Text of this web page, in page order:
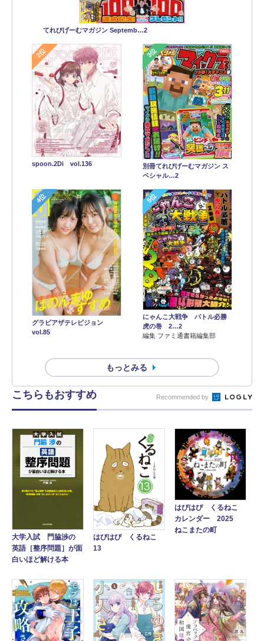
てれびげーむマガジン Septemb…2
2位
spoon.2Di vol.136
3位
別冊てれびげーむマガジン ス
ペシャル…2
4位
グラビアザテレビジョン
vol.85
5位
にゃんこ大戦争 バトル必勝
虎の巻 2…2
編集 ファミ通書籍編集部
もっとみる
こちらもおすすめ Recommended by
大学入試 門脇渉の
英語［整序問題］が面
白いほど解ける本
はぴはぴ くるねこ
13
はぴはぴ くるねこ
カレンダー 2025
ねこまたの町